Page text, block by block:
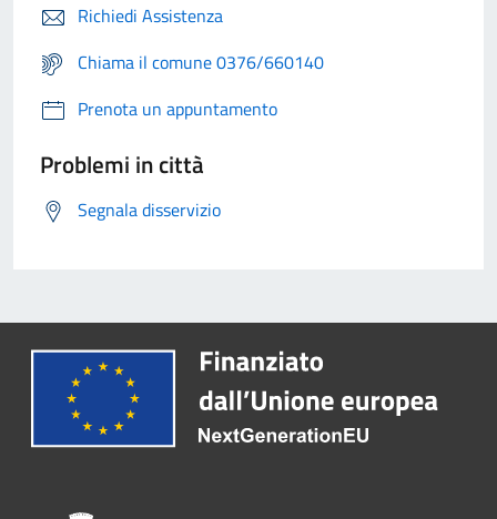
Richiedi Assistenza
Chiama il comune 0376/660140
Prenota un appuntamento
Problemi in città
Segnala disservizio